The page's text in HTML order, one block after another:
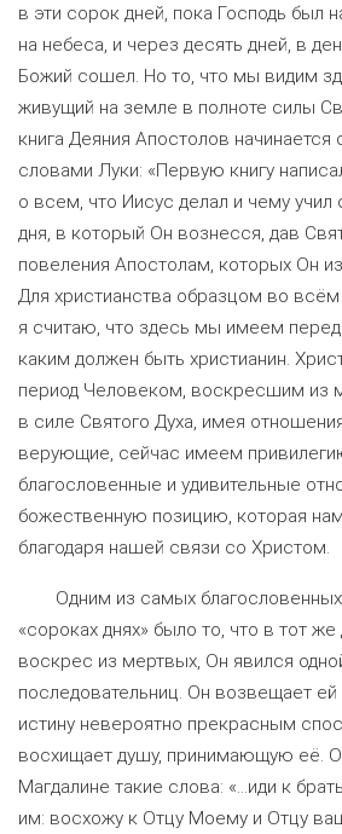
в эти сорок дней, пока Господь был
на небеса, и через десять дней, в
Божий сошел. Но то, что мы видим
живущий на земле в полноте силы
книга Деяния Апостолов
словами Луки: «Первую книгу
о всем, что Иисус делал и чему учил
дня, в который Он вознесся, дав
повеления Апостолам, которых Он
Для христианства образцом во всём
я считаю, что здесь мы имеем перед
каким должен быть христианин.
период Человеком, воскресшим из
в силе Святого Духа, имея
верующие, сейчас имеем
благословенные и удивительные
божественную позицию, которая
благодаря нашей связи со Христом.
Одним из самых
«сороках днях» было то, что в тот же
воскрес из мертвых, Он явился
последовательниц. Он возвещает
истину невероятно прекрасным
восхищает душу, принимающую её.
Магдалине такие слова: «...иди к
им: восхожу к Отцу Моему и Отцу